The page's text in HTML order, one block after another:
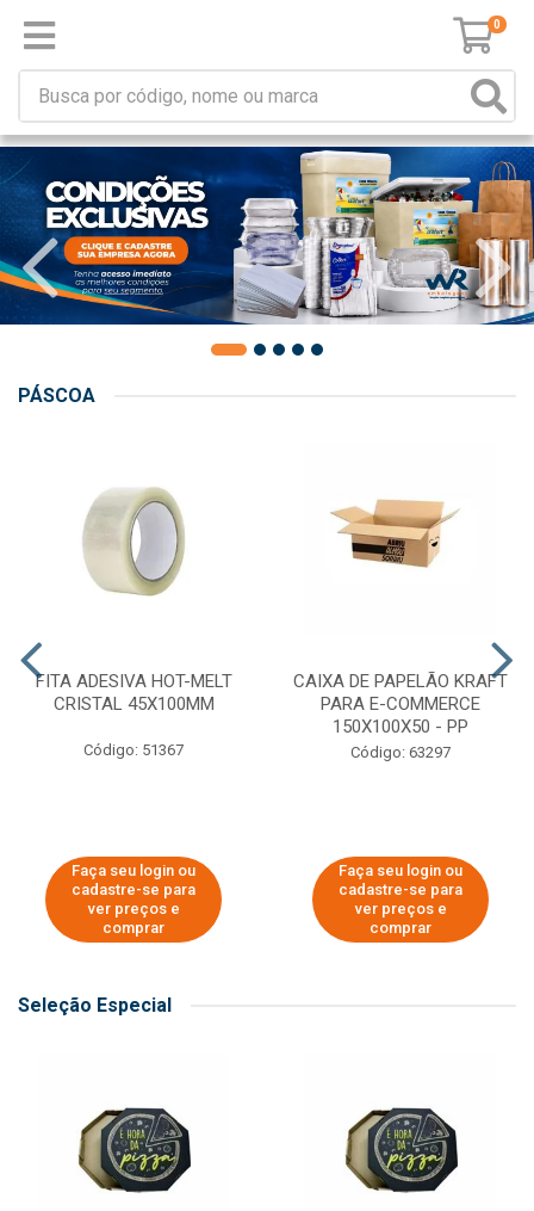
0
PÁSCOA
FITA ADESIVA HOT-MELT
CRISTAL 45X100MM
Código: 51367
Faça seu login ou
cadastre-se para
ver preços e
comprar
CAIXA DE PAPELÃO KRAFT
PARA E-COMMERCE
150X100X50 - PP
Código: 63297
Faça seu login ou
cadastre-se para
ver preços e
comprar
Seleção Especial